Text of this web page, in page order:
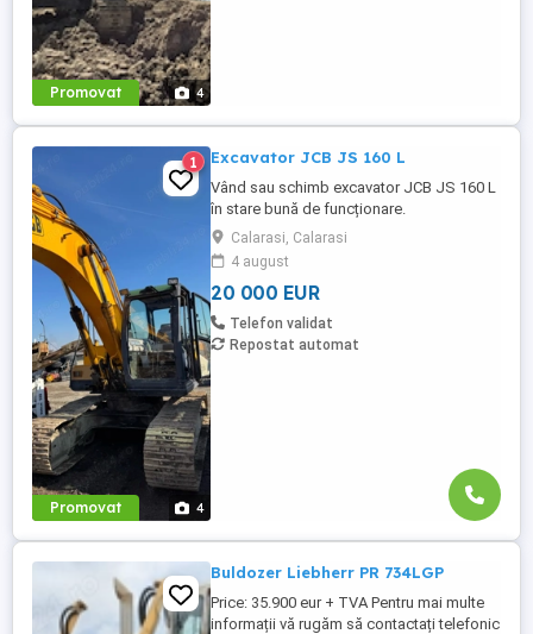
Promovat 4
Promovat 4
1 Excavator JCB JS 160 L
Vând sau schimb excavator JCB JS 160 L
în stare bună de funcționare.
Calarasi, Calarasi
4 august
20 000 EUR
Telefon validat
Repostat automat
Buldozer Liebherr PR 734LGP
Price: 35.900 eur + TVA Pentru mai multe
informații vă rugăm să contactați telefonic